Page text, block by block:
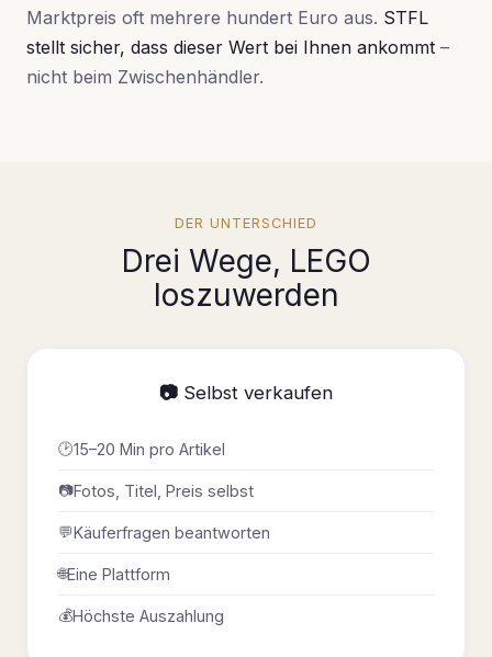
Marktpreis oft mehrere hundert Euro aus. STFL
stellt sicher, dass dieser Wert bei Ihnen ankommt –
nicht beim Zwischenhändler.
DER UNTERSCHIED
Drei Wege, LEGO
loszuwerden
📷 Selbst verkaufen
🕑15–20 Min pro Artikel
📷Fotos, Titel, Preis selbst
💬Käuferfragen beantworten
🌐Eine Plattform
💰Höchste Auszahlung